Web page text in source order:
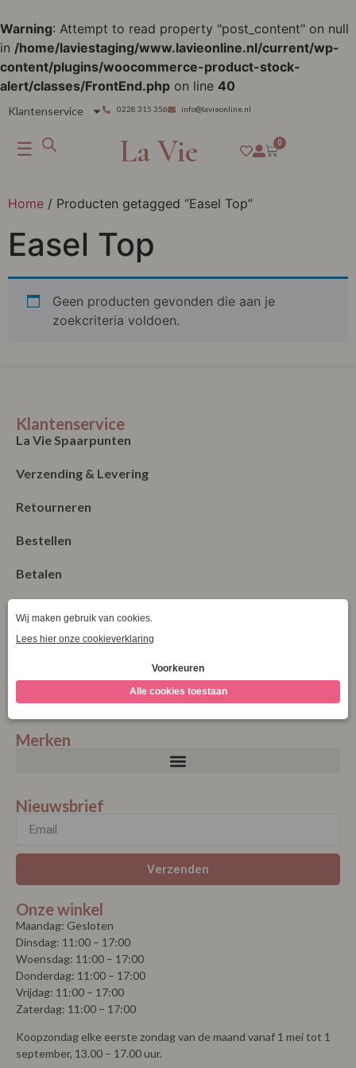
Warning: Attempt to read property "post_content" on null
in /home/laviestaging/www.lavieonline.nl/current/wp-
content/plugins/woocommerce-product-stock-
alert/classes/FrontEnd.php on line 40
Klantenservice 0228 315 356 info@lavieonline.nl
☰ La Vie 0
Home / Producten getagged “Easel Top”
Easel Top
Geen producten gevonden die aan je
zoekcriteria voldoen.
Klantenservice
La Vie Spaarpunten
Verzending & Levering
Retourneren
Bestellen
Betalen
Garantie en klachten
Blog
Merken
Nieuwsbrief
Verzenden
Onze winkel
Maandag: Gesloten
Dinsdag: 11:00 – 17:00
Woensdag: 11:00 – 17:00
Donderdag: 11:00 – 17:00
Vrijdag: 11:00 – 17:00
Zaterdag: 11:00 – 17:00
Koopzondag elke eerste zondag van de maand vanaf 1 mei tot 1
september, 13.00 – 17.00 uur.